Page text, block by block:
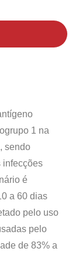
1 na
sendo
infecções
é
a 60 dias
pelo uso
pelo
de 83% a